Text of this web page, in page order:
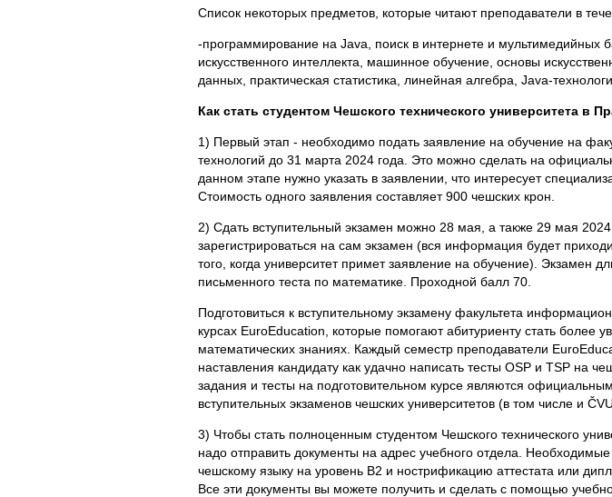
Список некоторых предметов, которые читают преподаватели в
-программирование на Java, поиск в интернете и мультимедийных
искусственного интеллекта, машинное обучение, основы
данных, практическая статистика, линейная алгебра, Java-
Как стать студентом Чешского технического университета в
1) Первый этап - необходимо подать заявление на обучение на
технологий до 31 марта 2024 года. Это можно сделать на
данном этапе нужно указать в заявлении, что интересует
Стоимость одного заявления составляет 900 чешских крон.
2) Сдать вступительный экзамен можно 28 мая, а также 29 мая
зарегистрироваться на сам экзамен (вся информация будет
того, когда университет примет заявление на обучение). Экзамен
письменного теста по математике. Проходной балл 70.
Подготовиться к вступительному экзамену факультета
курсах EuroEducation, которые помогают абитуриенту стать более
математических знаниях. Каждый семестр преподаватели
наставления кандидату как удачно написать тесты OSP и TSP на
задания и тесты на подготовительном курсе являются
вступительных экзаменов чешских университетов (в том числе и
3) Чтобы стать полноценным студентом Чешского технического
надо отправить документы на адрес учебного отдела.
чешскому языку на уровень B2 и нострификацию аттестата или
Все эти документы вы можете получить и сделать с помощью